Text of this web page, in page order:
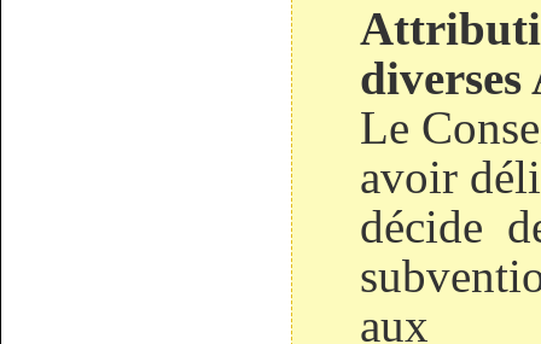
diverses
Le
avoir
décide
aux